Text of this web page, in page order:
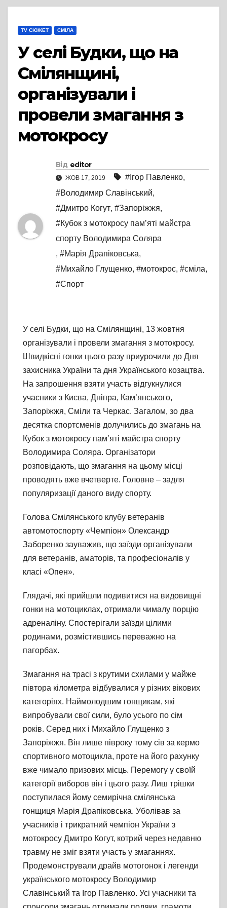
TV СЮЖЕТ СМІЛА
У селі Будки, що на
Смілянщині,
організували і
провели змагання з
мотокросу
Від editor
ЖОВ 17, 2019 #Ігор Павленко,
#Володимир Славінський,
#Дмитро Когут, #Запоріжжя,
#Кубок з мотокросу пам’яті майстра
спорту Володимира Соляра
, #Марія Драпіковська,
#Михайло Глущенко, #мотокрос, #сміла,
#Спорт
У селі Будки, що на Смілянщині, 13 жовтня
організували і провели змагання з мотокросу.
Швидкісні гонки цього разу приурочили до Дня
захисника України та дня Українського козацтва.
На запрошення взяти участь відгукнулися
учасники з Києва, Дніпра, Кам’янського,
Запоріжжя, Сміли та Черкас. Загалом, зо два
десятка спортсменів долучились до змагань на
Кубок з мотокросу пам’яті майстра спорту
Володимира Соляра. Організатори
розповідають, що змагання на цьому місці
проводять вже вчетверте. Головне – задля
популяризації даного виду спорту.
Голова Смілянського клубу ветеранів
автомотоспорту «Чемпіон» Олександр
Заборенко зауважив, що заїзди організували
для ветеранів, аматорів, та професіоналів у
класі «Опен».
Глядачі, які прийшли подивитися на видовищні
гонки на мотоциклах, отримали чималу порцію
адреналіну. Спостерігали заїзди цілими
родинами, розмістившись переважно на
пагорбах.
Змагання на трасі з крутими схилами у майже
півтора кілометра відбувалися у різних вікових
категоріях. Наймолодшим гонщикам, які
випробували свої сили, було усього по сім
років. Серед них і Михайло Глущенко з
Запоріжжя. Він лише півроку тому сів за кермо
спортивного мотоцикла, проте на його рахунку
вже чимало призових місць. Перемогу у своїй
категорії виборов він і цього разу. Лиш трішки
поступилася йому семирічна смілянська
гонщиця Марія Драпіковська. Уболівав за
учасників і трикратний чемпіон України з
мотокросу Дмитро Когут, котрий через недавню
травму не зміг взяти участь у змаганнях.
Продемонстрували драйв мотогонок і легенди
українського мотокросу Володимир
Славінський та Ігор Павленко. Усі учасники та